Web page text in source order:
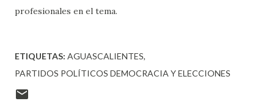
profesionales en el tema.
ETIQUETAS: AGUASCALIENTES
PARTIDOS POLÍTICOS DEMOCRACIA Y ELECCIONES